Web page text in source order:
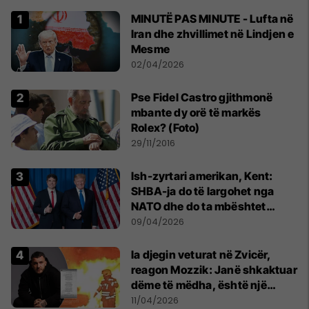
MINUTË PAS MINUTE - Lufta në
Iran dhe zhvillimet në Lindjen e
Mesme
02/04/2026
Pse Fidel Castro gjithmonë
mbante dy orë të markës
Rolex? (Foto)
29/11/2016
Ish-zyrtari amerikan, Kent:
SHBA-ja do të largohet nga
NATO dhe do ta mbështet
Izraelin në një luftë të
09/04/2026
Ia djegin veturat në Zvicër,
reagon Mozzik: Janë shkaktuar
dëme të mëdha, është një
bandë nga Franca
11/04/2026